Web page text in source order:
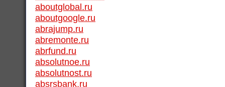
aboutglobal.ru
aboutgoogle.ru
abrajump.ru
abremonte.ru
abrfund.ru
absolutnoe.ru
absolutnost.ru
absrsbank.ru